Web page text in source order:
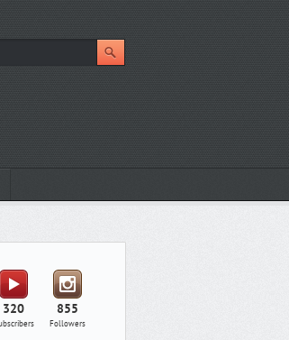
320 855
Followers